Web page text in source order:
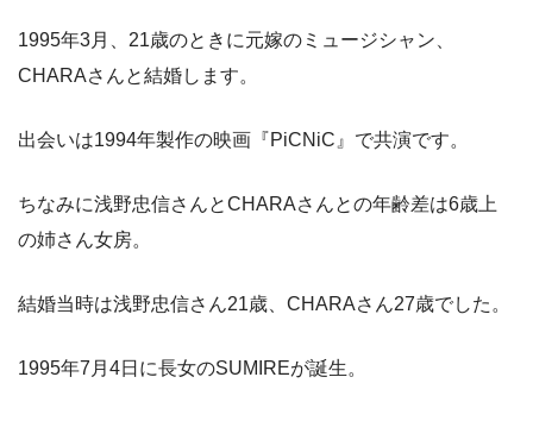
1995年3月、21歳のときに元嫁のミュージシャン、
CHARAさんと結婚します。
出会いは1994年製作の映画『PiCNiC』で共演です。
ちなみに浅野忠信さんとCHARAさんとの年齢差は6歳上
の姉さん女房。
結婚当時は浅野忠信さん21歳、CHARAさん27歳でした。
1995年7月4日に長女のSUMIREが誕生。